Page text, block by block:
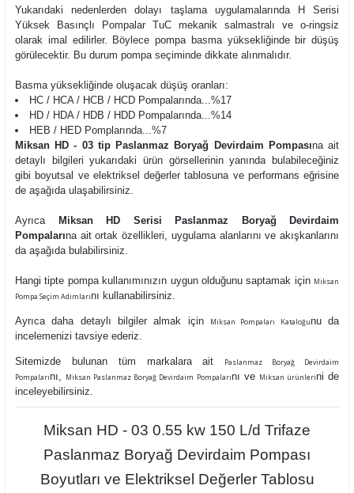
Yukarıdaki nedenlerden dolayı taşlama uygulamalarında H Serisi
Yüksek Basınçlı Pompalar TuC mekanik salmastralı ve o-ringsiz
olarak imal edilirler. Böylece pompa basma yüksekliğinde bir düşüş
görülecektir. Bu durum pompa seçiminde dikkate alınmalıdır.
Basma yüksekliğinde oluşacak düşüş oranları:
HC / HCA / HCB / HCD Pompalarında...%17
HD / HDA / HDB / HDD Pompalarında...%14
HEB / HED Pomplarında...%7
Miksan HD - 03 tip Paslanmaz Boryağ Devirdaim Pompasına ait
detaylı bilgileri yukarıdaki ürün görsellerinin yanında bulabileceğiniz
gibi boyutsal ve elektriksel değerler tablosuna ve performans eğrisine
de aşağıda ulaşabilirsiniz.
Ayrıca
Miksan HD Serisi Paslanmaz Boryağ Devirdaim
Pompalarına ait ortak özellikleri, uygulama alanlarını ve akışkanlarını
da aşağıda bulabilirsiniz.
Hangi tipte pompa kullanımınızın uygun olduğunu saptamak için Miksan
Pompa Seçim Adımlarını kullanabilirsiniz.
Ayrıca daha detaylı bilgiler almak için Miksan Pompaları Kataloğunu da
incelemenizi tavsiye ederiz.
Sitemizde bulunan tüm markalara ait
Paslanmaz Boryağ Devirdaim
Pompalarını, Miksan Paslanmaz Boryağ Devirdaim Pompalarını ve Miksan ürünlerini de
inceleyebilirsiniz.
Miksan HD - 03 0.55 kw 150 L/d Trifaze
Paslanmaz Boryağ Devirdaim Pompası
Boyutları ve Elektriksel Değerler Tablosu